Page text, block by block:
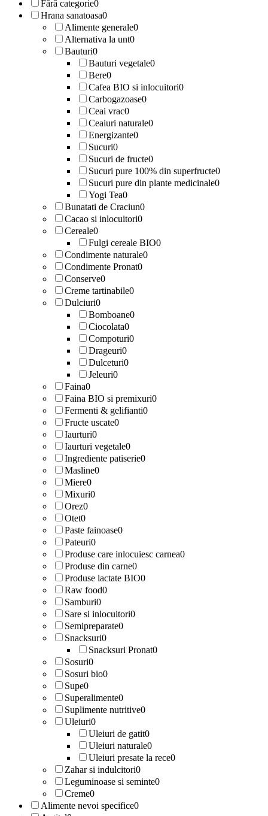
Fără categorie0
Hrana sanatoasa0
Alimente generale0
Alternativa la unt0
Bauturi0
Bauturi vegetale0
Bere0
Cafea BIO si inlocuitori0
Carbogazoase0
Ceai vrac0
Ceaiuri naturale0
Energizante0
Sucuri0
Sucuri de fructe0
Sucuri pure 100% din superfructe0
Sucuri pure din plante medicinale0
Yogi Tea0
Bunatati de Craciun0
Cacao si inlocuitori0
Cereale0
Fulgi cereale BIO0
Condimente naturale0
Condimente Pronat0
Conserve0
Creme tartinabile0
Dulciuri0
Bomboane0
Ciocolata0
Compoturi0
Drageuri0
Dulceturi0
Jeleuri0
Faina0
Faina BIO si premixuri0
Fermenti & gelifianti0
Fructe uscate0
Iaurturi0
Iaurturi vegetale0
Ingrediente patiserie0
Masline0
Miere0
Mixuri0
Orez0
Otet0
Paste fainoase0
Pateuri0
Produse care inlocuiesc carnea0
Produse din carne0
Produse lactate BIO0
Raw food0
Samburi0
Sare si inlocuitori0
Semipreparate0
Snacksuri0
Snacksuri Pronat0
Sosuri0
Sosuri bio0
Supe0
Superalimente0
Suplimente nutritive0
Uleiuri0
Uleiuri de gatit0
Uleiuri naturale0
Uleiuri presate la rece0
Zahar si indulcitori0
Leguminoase si seminte0
Creme0
Alimente nevoi specifice0